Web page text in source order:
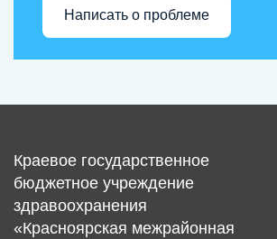
Написать о проблеме
Краевое государственное
бюджетное учреждение
здравоохранения
«Красноярская межрайонная